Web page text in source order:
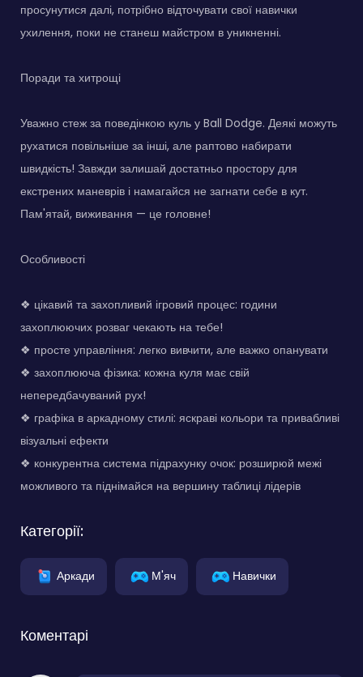
просунутися далі, потрібно відточувати свої навички
ухилення, поки не станеш майстром в уникненні.
Поради та хитрощі
Уважно стеж за поведінкою куль у Ball Dodge. Деякі можуть
рухатися повільніше за інші, але раптово набирати
швидкість! Завжди залишай достатньо простору для
екстрених маневрів і намагайся не загнати себе в кут.
Пам'ятай, виживання — це головне!
Особливості
❖ цікавий та захопливий ігровий процес: години
захоплюючих розваг чекають на тебе!
❖ просте управління: легко вивчити, але важко опанувати
❖ захоплююча фізика: кожна куля має свій
непередбачуваний рух!
❖ графіка в аркадному стилі: яскраві кольори та привабливі
візуальні ефекти
❖ конкурентна система підрахунку очок: розширюй межі
можливого та піднімайся на вершину таблиці лідерів
Категорії:
Аркади М'яч Навички
Коментарі